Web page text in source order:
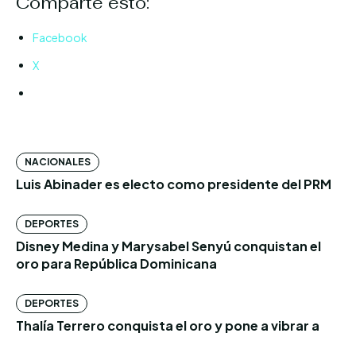
Facebook
X
NACIONALES
Luis Abinader es electo como presidente del PRM
DEPORTES
Disney Medina y Marysabel Senyú conquistan el
oro para República Dominicana
DEPORTES
Thalía Terrero conquista el oro y pone a vibrar a